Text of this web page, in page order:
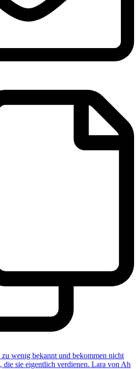
wenig be­kannt und be­kommen nicht
die sie eigentlich ver­dienen. Lara von Ah